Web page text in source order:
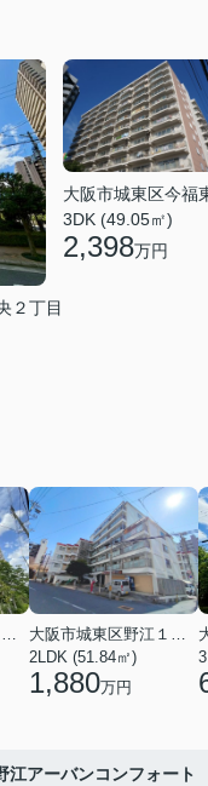
２丁目
大阪市城東区今福
3DK (49.05㎡)
2,398万円
大阪市城東区古市２丁目
大阪市城東区野江１丁目
2LDK (51.84㎡)
1,880万円
江アーバンコンフォート